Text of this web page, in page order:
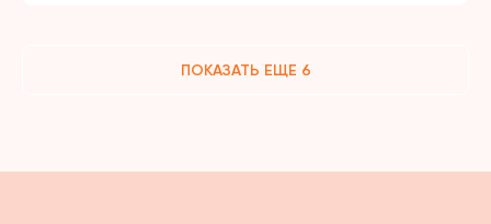
ПОКАЗАТЬ ЕЩЕ 6